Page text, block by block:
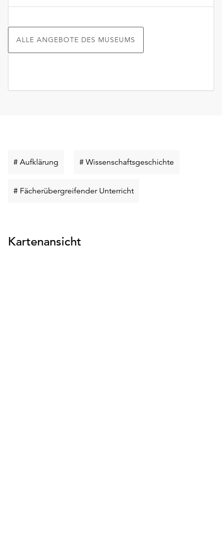
ALLE ANGEBOTE DES MUSEUMS
# Aufklärung Schlüsselwort
# Wissenschaftsgeschichte
# Fächerübergreifender UnterrichtSchlüsselwort
Kartenansicht